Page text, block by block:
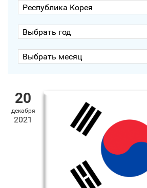
Республика Корея
Выбрать год
Выбрать месяц
20
декабря
2021